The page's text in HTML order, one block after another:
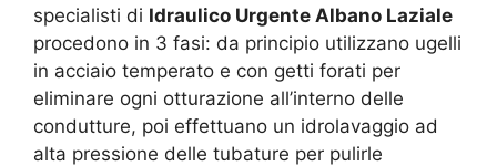
specialisti di Idraulico Urgente Albano Laziale
procedono in 3 fasi: da principio utilizzano ugelli
in acciaio temperato e con getti forati per
eliminare ogni otturazione all’interno delle
condutture, poi effettuano un idrolavaggio ad
alta pressione delle tubature per pulirle